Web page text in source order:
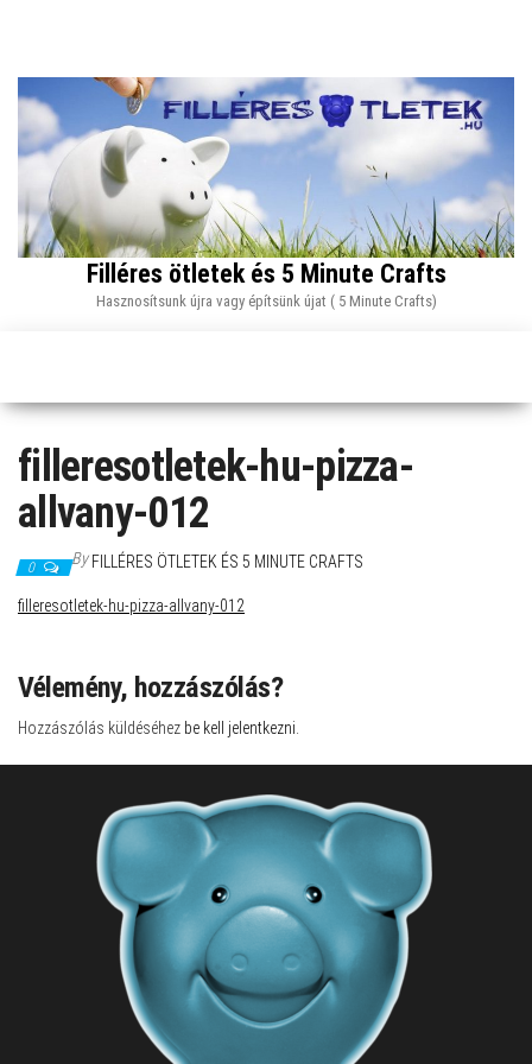
Filléres ötletek és 5 Minute Crafts
Hasznosítsunk újra vagy építsünk újat ( 5 Minute Crafts)
filleresotletek-hu-pizza-
allvany-012
0 By FILLÉRES ÖTLETEK ÉS 5 MINUTE CRAFTS
filleresotletek-hu-pizza-allvany-012
Vélemény, hozzászólás?
Hozzászólás küldéséhez be kell jelentkezni.